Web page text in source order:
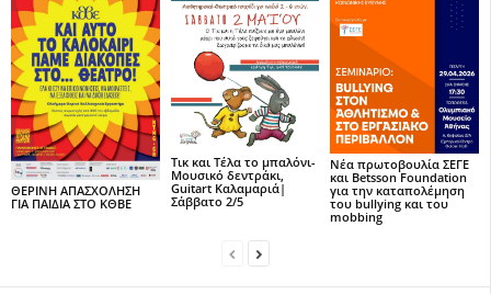
ΘΕΡΙΝΗ ΑΠΑΣΧΟΛΗΣΗ
ΓΙΑ ΠΑΙΔΙΑ ΣΤΟ ΚΘΒΕ
Τικ και Τέλα το μπαλόνι-
Μουσικό δεντράκι,
Guitart Καλαμαριά|
Σάββατο 2/5
Νέα πρωτοβουλία ΣΕΓΕ
και Betsson Foundation
για την καταπολέμηση
του bullying και του
mobbing